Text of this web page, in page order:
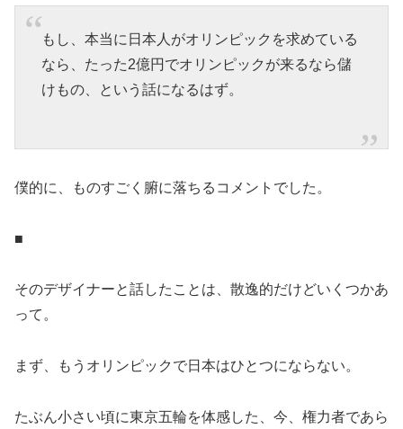
もし、本当に日本人がオリンピックを求めている
なら、たった2億円でオリンピックが来るなら儲
けもの、という話になるはず。
僕的に、ものすごく腑に落ちるコメントでした。
■
そのデザイナーと話したことは、散逸的だけどいくつかあ
って。
まず、もうオリンピックで日本はひとつにならない。
たぶん小さい頃に東京五輪を体感した、今、権力者であら